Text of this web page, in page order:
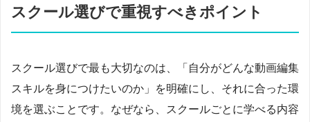
スクール選びで重視すべきポイント
スクール選びで最も大切なのは、「自分がどんな動画編集
スキルを身につけたいのか」を明確にし、それに合った環
境を選ぶことです。なぜなら、スクールごとに学べる内容